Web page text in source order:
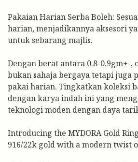
Pakaian Harian Serba Boleh:
harian, menjadikannya aksesori
untuk sebarang majlis.
Dengan berat antara 0.8-0.9gm+-,
bukan sahaja bergaya tetapi juga
pakai harian. Tingkatkan koleksi
dengan karya indah ini yang
teknologi moden dengan daya
Introducing the MYDORA Gold
916/22k gold with a modern twist